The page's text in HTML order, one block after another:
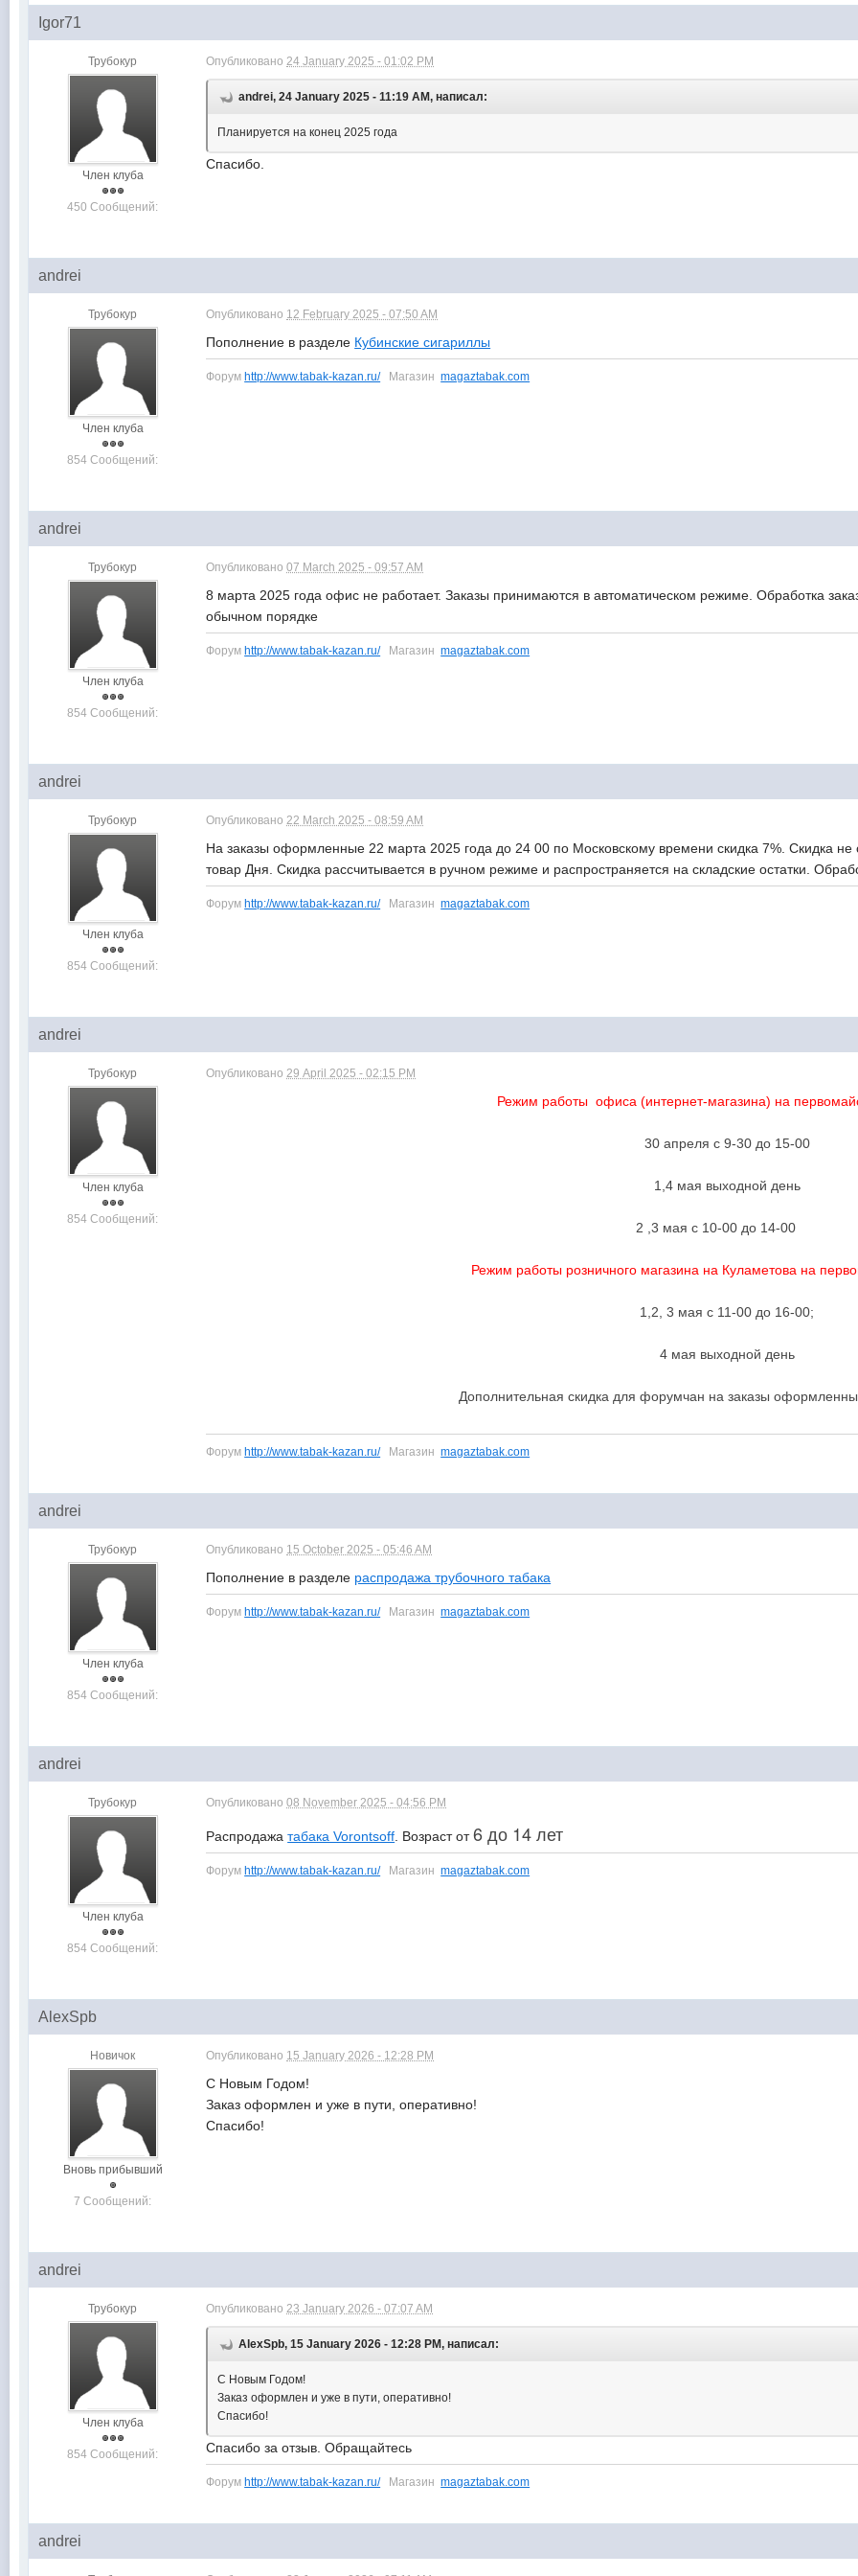
Igor71
Трубокур
Член клуба
450 Сообщений:
Опубликовано24 January 2025 - 01:02 PM
andrei, 24 January 2025 - 11:19 AM, написал:
Планируется на конец 2025 года
Спасибо.
andrei
Трубокур
Член клуба
854 Сообщений:
Опубликовано 12 February 2025 - 07:50 AM
Пополнение в разделе Кубинские сигариллы
Форумhttp://www.tabak-kazan.ru/Магазинmagaztabak.com
andrei
Трубокур
Член клуба
854 Сообщений:
Опубликовано07 March 2025 - 09:57 AM
8 марта 2025 года офис не работает. Заказы принимаются в автоматическом режиме. Обработка
обычном порядке
Форумhttp://www.tabak-kazan.ru/Магазинmagaztabak.com
andrei
Трубокур
Член клуба
854 Сообщений:
Опубликовано22 March 2025 - 08:59 AM
На заказы оформленные 22 марта 2025 года до 24 00 по Московскому времени скидка 7%. Скидка не
товар Дня. Скидка рассчитывается в ручном режиме и распространяется на складские остатки.
Форумhttp://www.tabak-kazan.ru/Магазинmagaztabak.com
andrei
Трубокур
Член клуба
854 Сообщений:
Опубликовано29 April 2025 - 02:15 PM
Режим работы офиса (интернет-магазина) на
30 апреля с 9-30 до 15-00
1,4 мая выходной день
2 ,3 мая с 10-00 до 14-00
Режим работы розничного магазина на Куламетова на
1,2, 3 мая с 11-00 до 16-00;
4 мая выходной день
Дополнительная скидка для форумчан на заказы
Форумhttp://www.tabak-kazan.ru/Магазинmagaztabak.com
andrei
Трубокур
Член клуба
854 Сообщений:
Опубликовано 15 October 2025 - 05:46 AM
Пополнение в разделе распродажа трубочного табака
Форумhttp://www.tabak-kazan.ru/Магазинmagaztabak.com
andrei
Трубокур
Член клуба
854 Сообщений:
Опубликовано08 November 2025 - 04:56 PM
Распродажатабака Vorontsoff . Возраст от6 до 14 лет
Форумhttp://www.tabak-kazan.ru/Магазинmagaztabak.com
AlexSpb
Новичок
Вновь прибывший
7 Сообщений:
Опубликовано 15 January 2026 - 12:28 PM
С Новым Годом!
Заказ оформлен и уже в пути, оперативно!
Спасибо!
andrei
Трубокур
Член клуба
854 Сообщений:
Опубликовано23 January 2026 - 07:07 AM
AlexSpb, 15 January 2026 - 12:28 PM, написал:
С Новым Годом!
Заказ оформлен и уже в пути, оперативно!
Спасибо!
Спасибо за отзыв. Обращайтесь
Форумhttp://www.tabak-kazan.ru/Магазинmagaztabak.com
andrei